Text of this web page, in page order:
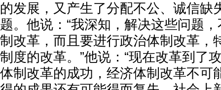
的发展，又产生了分配不公、诚信缺
题。他说：“我深知，解决这些问题
制改革，而且要进行政治体制改革，
制度的改革。”他说：“现在改革到了
体制改革的成功，经济体制改革不可